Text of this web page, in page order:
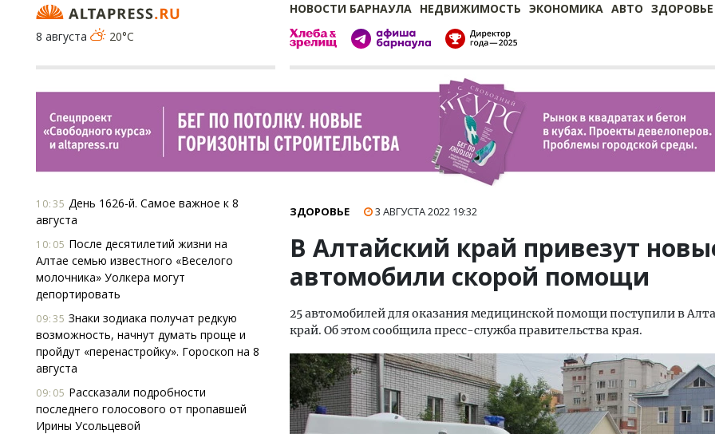
НОВОСТИ БАРНАУЛА НЕДВИЖИМОСТЬ ЭКОНОМИКА АВТО ЗДОРОВЬЕ
8 августа
20°C
10:35 День 1626-й. Самое важное к 8
августа
10:05 После десятилетий жизни на
Алтае семью известного «Веселого
молочника» Уолкера могут
депортировать
09:35 Знаки зодиака получат редкую
возможность, начнут думать проще и
пройдут «перенастройку». Гороскоп на 8
августа
09:05 Рассказали подробности
последнего голосового от пропавшей
Ирины Усольцевой
ЗДОРОВЬЕ 3 АВГУСТА 2022 19:32
В Алтайский край привезут
автомобили скорой помощи
25 автомобилей для оказания медицинской помощи поступили в
край. Об этом сообщила пресс-служба правительства края.